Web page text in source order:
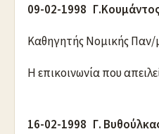
09-02-1998
Καθηγητής Νομικής
Η επικοινωνία που
16-02-1998 Γ.